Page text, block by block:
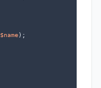
$name);